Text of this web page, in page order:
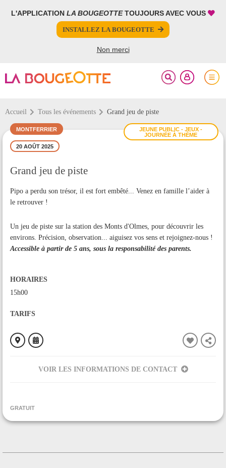
L'APPLICATION LA BOUGEOTTETOUJOURS AVEC VOUS
INSTALLEZ LA BOUGEOTTE
Non merci
Accueil Tous les événements Grand jeu de piste
JEUNE PUBLIC - JEUX -
JOURNÉE À THÈME
MONTFERRIER
20 AOÛT 2025
Grand jeu de piste
Pipo a perdu son trésor, il est fort embêté... Venez en famille l’aider à
le retrouver !
Un jeu de piste sur la station des Monts d'Olmes, pour découvrir les
environs. Précision, observation... aiguisez vos sens et rejoignez-nous !
Accessible à partir de 5 ans, sous la responsabilité des parents.
HORAIRES
15h00
TARIFS
VOIR LES INFORMATIONS DE CONTACT
GRATUIT
FERMER
PARTAGER
FERMER
Votre inscription à la newsletter a été effectuée.